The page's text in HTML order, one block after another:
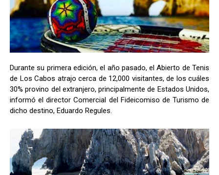
Durante su primera edición, el año pasado, el Abierto de Tenis
de Los Cabos atrajo cerca de 12,000 visitantes, de los cuáles
30% provino del extranjero, principalmente de Estados Unidos,
informó el director Comercial del Fideicomiso de Turismo de
dicho destino, Eduardo Regules.